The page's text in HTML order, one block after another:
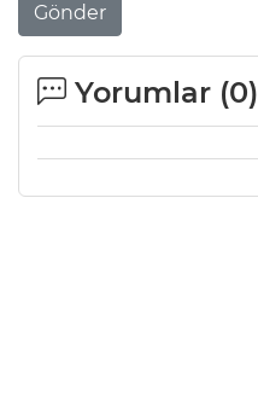
Gönder
Yorumlar (0)